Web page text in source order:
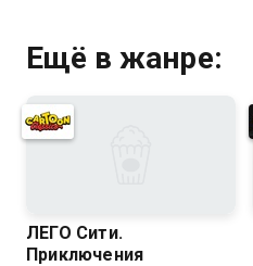
Ещё в жанре:
ЛЕГО Сити.
Приключения